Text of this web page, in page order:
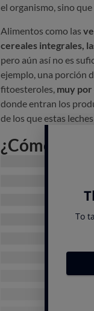
el organismo, sino
Alimentos como las
cereales integrales,
pero aún así no es
ejemplo, una porción
fitoesteroles, muy por
donde entran los
de los que estas
¿Cómo
leches
también de marca
(Auchan), entre otras.